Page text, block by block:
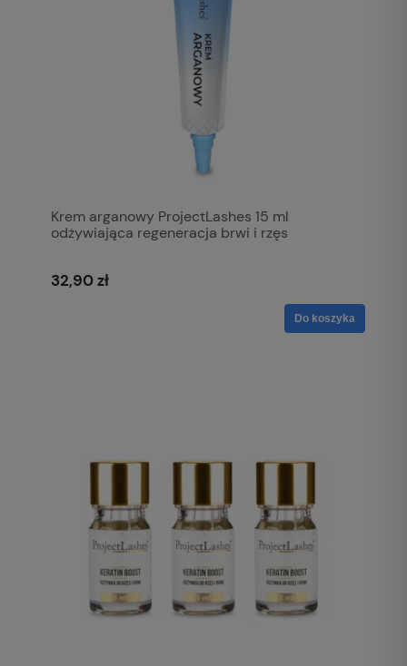
Krem arganowy ProjectLashes 15 ml
odżywiająca regeneracja brwi i rzęs
32,90 zł
Do koszyka